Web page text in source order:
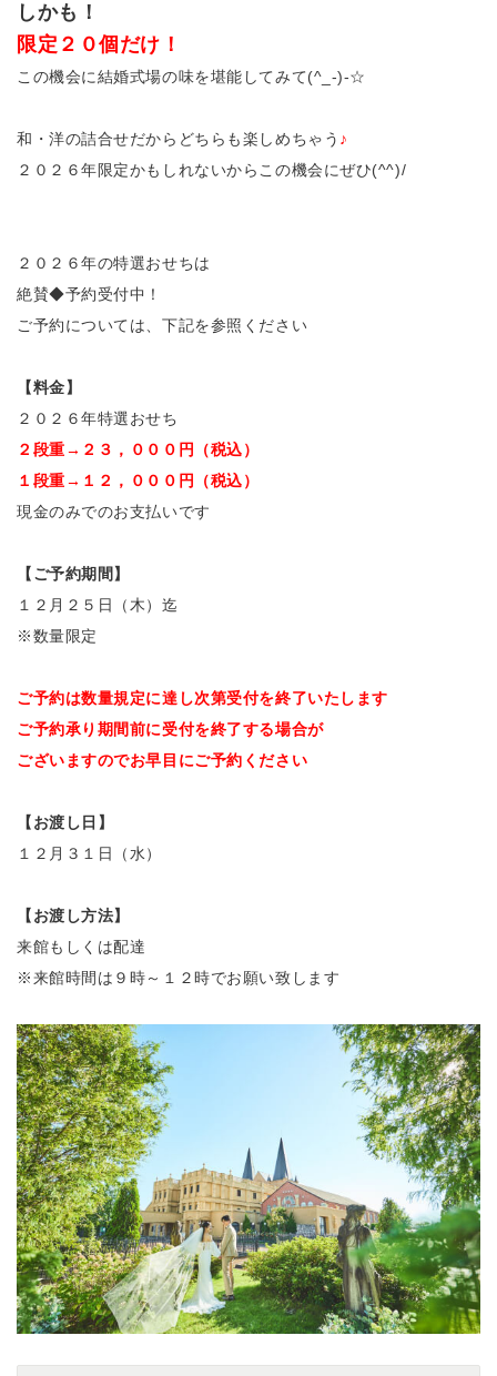
しかも！
限定２０個だけ！
この機会に結婚式場の味を堪能してみて(^_-)-☆
和・洋の詰合せだからどちらも楽しめちゃう ♪
２０２６年限定かもしれないからこの機会にぜひ(^^)/
２０２６年の特選おせちは
絶賛◆予約受付中！
ご予約については、下記を参照ください
【料金】
２０２６年特選おせち
２段重→２３，０００円（税込）
１段重→１２，０００円（税込）
現金のみでのお支払いです
【ご予約期間】
１２月２５日（木）迄
※数量限定
ご予約は数量規定に達し次第受付を終了いたします
ご予約承り期間前に受付を終了する場合が
ございますのでお早目にご予約ください
【お渡し日】
１２月３１日（水）
【お渡し方法】
来館もしくは配達
※来館時間は９時～１２時でお願い致します